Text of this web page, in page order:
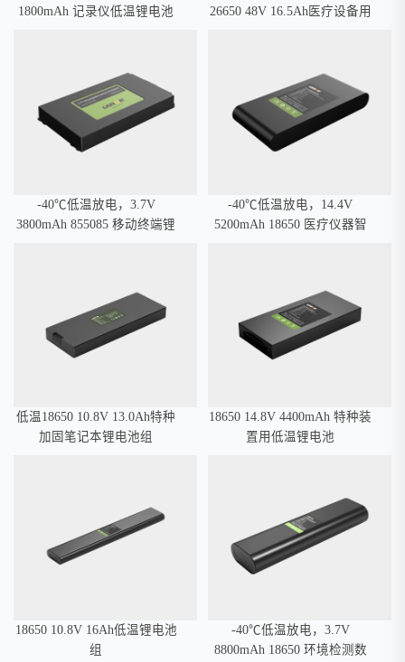
1800mAh 记录仪低温锂电池
26650 48V 16.5Ah医疗设备用
-40℃低温放电，3.7V
3800mAh 855085 移动终端锂
-40℃低温放电，14.4V
5200mAh 18650 医疗仪器智
低温18650 10.8V 13.0Ah特种
加固笔记本锂电池组
18650 14.8V 4400mAh 特种装
置用低温锂电池
18650 10.8V 16Ah低温锂电池
组
-40℃低温放电，3.7V
8800mAh 18650 环境检测数